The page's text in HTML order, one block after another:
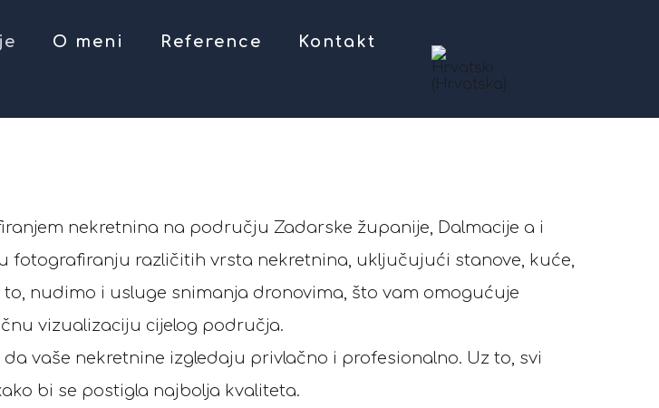
O meni Reference Kontakt
nekretnina na području Zadarske županije, Dalmacije a i
različitih vrsta nekretnina, uključujući stanove, kuće,
nudimo i usluge snimanja dronovima, što vam omogućuje
vizualizaciju cijelog područja.
vaše nekretnine izgledaju privlačno i profesionalno. Uz to, svi
bi se postigla najbolja kvaliteta.